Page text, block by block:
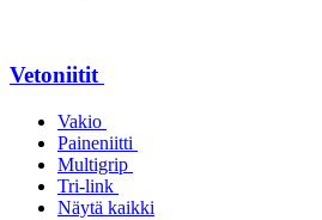
Vetoniitit
Vakio
Paineniitti
Multigrip
Tri-link
Näytä kaikki